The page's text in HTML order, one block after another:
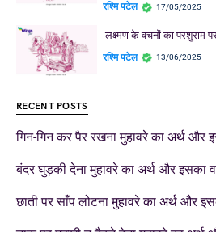
रश्मि पटेल 17/05/2025
लक्ष्मण के वचनों का परशुराम
रश्मि पटेल 13/06/2025
RECENT POSTS
गिन-गिन कर पैर रखना मुहावरे का अर्थ और
बंदर घुड़की देना मुहावरे का अर्थ और इसका
छाती पर साँप लोटना मुहावरे का अर्थ और